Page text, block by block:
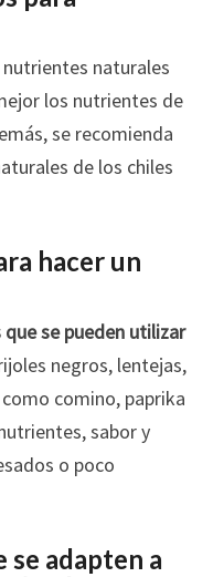
naturales
los nutrientes de
se recomienda
de los chiles
hacer un
se pueden utilizar
negros, lentejas,
comino, paprika
sabor y
o poco
adapten a